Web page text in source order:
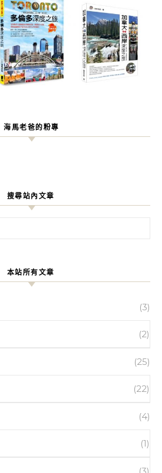
海馬老爸的粉專
搜尋站內文章
本站所有文章
(3)
(2)
(25)
(22)
(4)
(1)
(3)